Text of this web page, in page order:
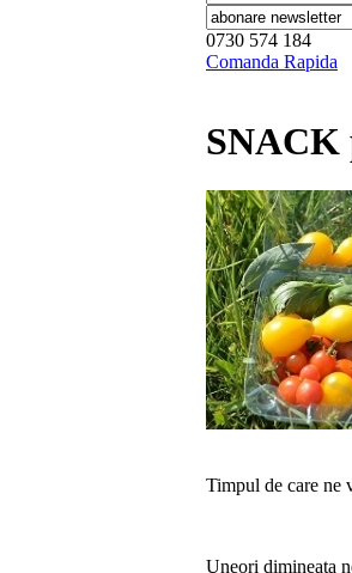
0730 574 184
Comanda Rapida
Timpul de care ne
Uneori dimineata